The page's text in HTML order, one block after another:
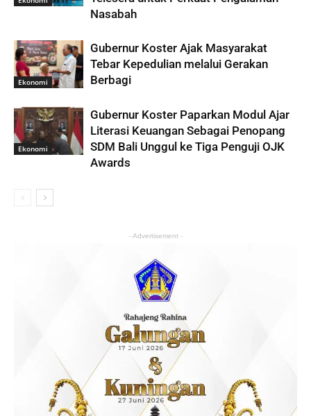
Nasabah
Ekonomi
Gubernur Koster Ajak Masyarakat
Tebar Kepedulian melalui Gerakan
Berbagi
Ekonomi
Gubernur Koster Paparkan Modul Ajar
Literasi Keuangan Sebagai Penopang
SDM Bali Unggul ke Tiga Penguji OJK
Awards
- Advertisement -